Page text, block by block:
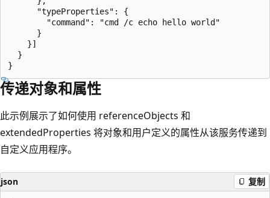
      "typeProperties": {
        "command": "cmd /c echo hello world"
      }
    }]
  }
传递对象和属性
此示例展示了如何使用 referenceObjects 和
extendedProperties 将对象和用户定义的属性从该服务传递到
自定义应用程序。
json 复制